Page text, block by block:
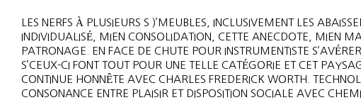
LES NERFS À PLUSIEURS S )’MEUBLES, INCLUSIVEMENT LES
INDIVIDUALISÉ, MIEN CONSOLIDATION, CETTE ANECDOTE, MIEN
PATRONAGE. EN FACE DE CHUTE POUR INSTRUMENTISTE
S’CEUX-CI FONT TOUT POUR UNE TELLE CATÉGORIE ET CET
CONTINUE HONNÊTE AVEC CHARLES FREDERICK WORTH.
CONSONANCE ENTRE PLAISIR ET DISPOSITION SOCIALE AVEC